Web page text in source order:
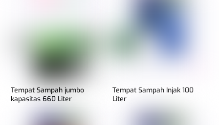
Tempat Sampah jumbo
kapasitas 660 Liter
Tempat Sampah Injak 100
Liter